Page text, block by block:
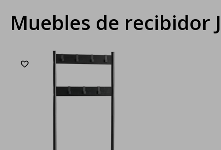
Muebles de recibidor